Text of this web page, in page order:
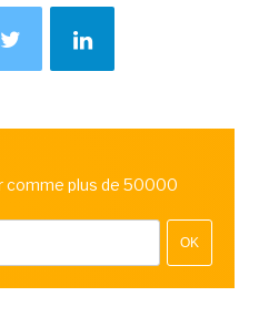
comme plus de 50000
OK